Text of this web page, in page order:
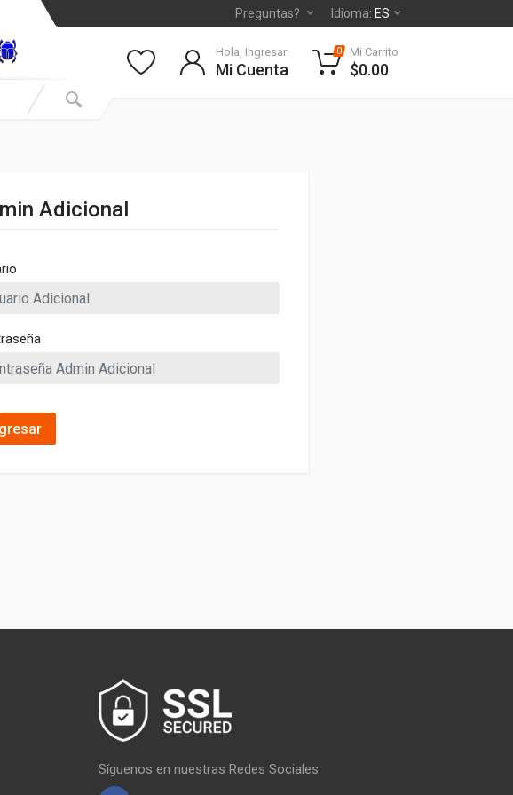
Preguntas? Idioma: ES
Hola, Ingresar
Mi Cuenta
0 Mi Carrito
$0.00
Adicional
Síguenos en nuestras Redes Sociales